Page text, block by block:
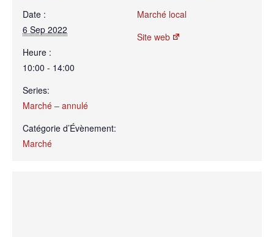
Date :
6 Sep 2022
Heure :
10:00 - 14:00
Series:
Marché – annulé
Catégorie d’Évènement:
Marché
Marché local
Site web